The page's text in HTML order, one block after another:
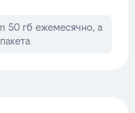
50 гб ежемесячно, а